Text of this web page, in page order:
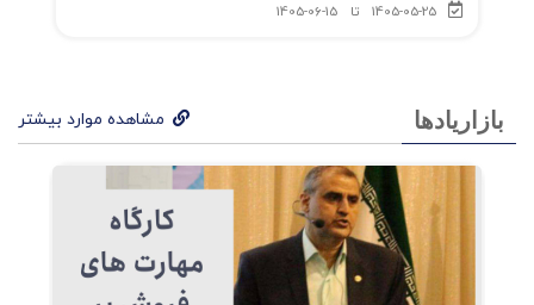
1405-05-25
تا 1405-06-15
بازاریادها مشاهده موارد بیشتر